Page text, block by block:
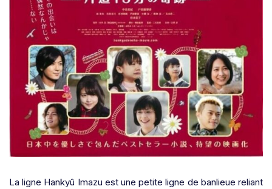
La ligne Hankyû Imazu est une petite ligne de banlieue reliant